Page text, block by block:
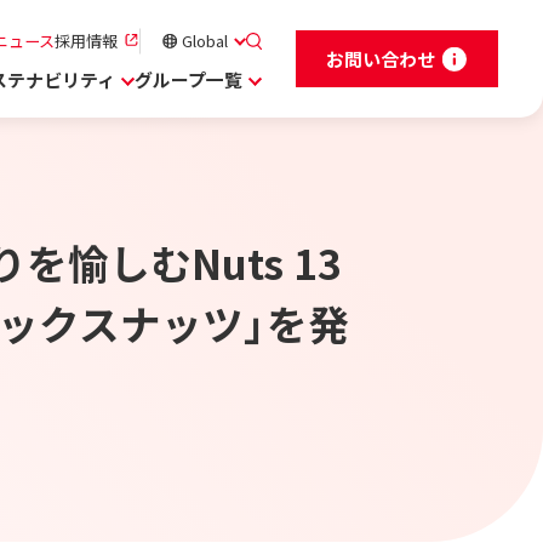
ュース採用情報 Global
テナビリティ グループ一覧
お問い合わせ
を愉しむNuts 13
クスナッツ」を発